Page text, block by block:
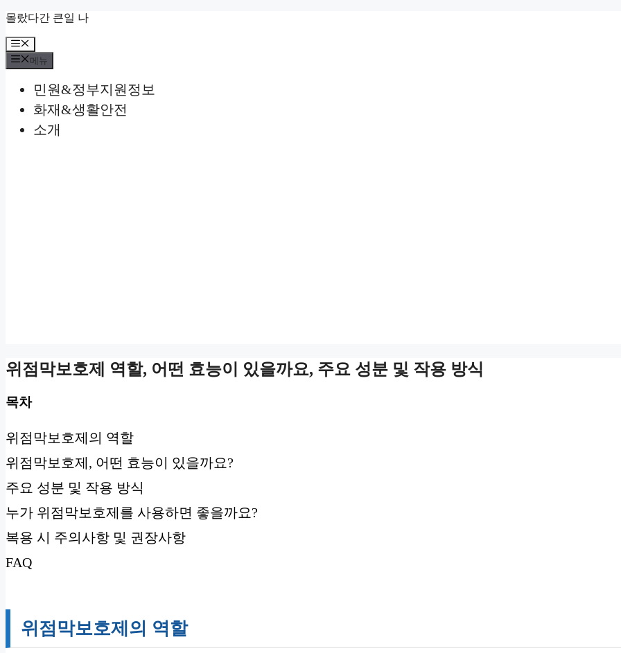
컨
츠
로
몰랐다간 큰일 나
메
뉴
메뉴
민원&정부지원정보
화재&생활안전
소개
위점막보호제 역할, 어떤 효능이 있을까요, 주요 성분 및 작용 방식
목차
위점막보호제의 역할
위점막보호제, 어떤 효능이 있을까요?
주요 성분 및 작용 방식
누가 위점막보호제를 사용하면 좋을까요?
복용 시 주의사항 및 권장사항
FAQ
위점막보호제의 역할